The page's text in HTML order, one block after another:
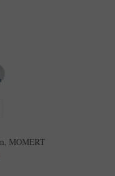
MOMERT